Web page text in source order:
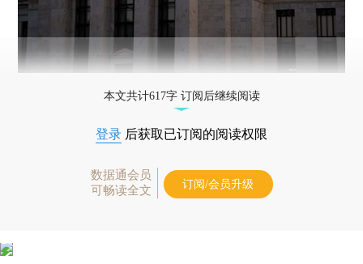
本文共计617字 订阅后继续阅读
登录 后获取已订阅的阅读权限
数据通会员
可畅读全文
订阅/会员升级